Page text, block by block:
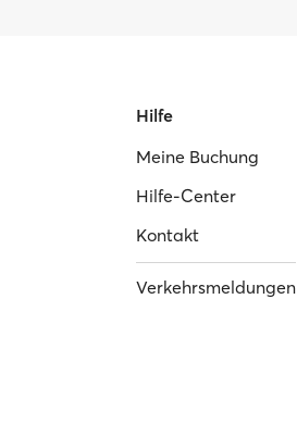
Hilfe
Meine Buchung
Hilfe-Center
Kontakt
Verkehrsmeldungen